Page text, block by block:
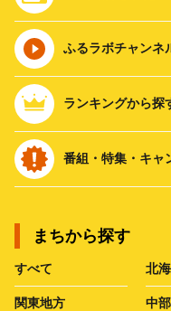
ふるラボチャンネ
ランキングから探
番組・特集・キャ
まちから探す
すべて 北
関東地方 中